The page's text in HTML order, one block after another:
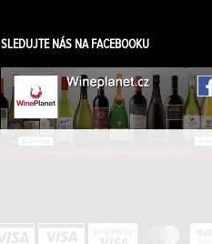
SLEDUJTE NÁS NA FACEBOOKU